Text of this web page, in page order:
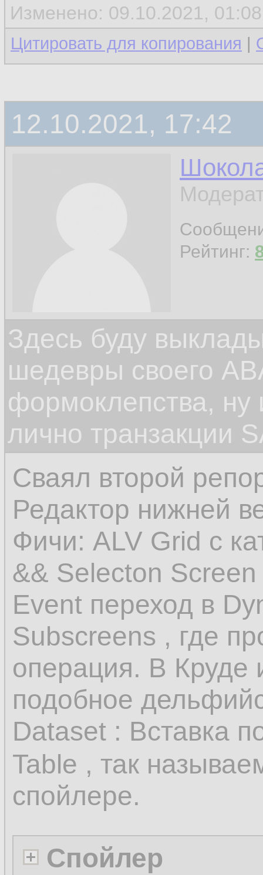
Изменено: 09.10.2021,
Цитировать для копирования |
12.10.2021, 17:42
Рейтинг:
Здесь буду
шедевры своего
формоклепства,
лично транзакции
Сваял второй
Редактор нижней
Фичи: ALV Grid с
&& Selecton
Event переход в
Subscreens , где
операция. В Круде
подобное
Dataset : Вставка
Table , так
спойлере.
Спойлер